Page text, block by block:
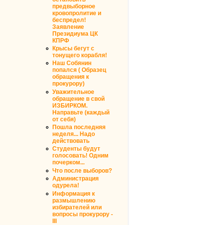
предвыборное
кровопролитие и
беспредел!
Заявление
Президиума ЦК
КПРФ
Крысы бегут с
тонущего корабля!
Наш Собянин
попался ( Образец
обращения к
прокурору)
Уважительное
обращение в свой
ИЗБИРКОМ.
Направьте (каждый
от себя)
Пошла последняя
неделя... Надо
действовать
Студенты будут
голосовать! Одним
почерком...
Что после выборов?
Администрация
одурела!
Информация к
размышлению
избирателей или
вопросы прокурору -
III